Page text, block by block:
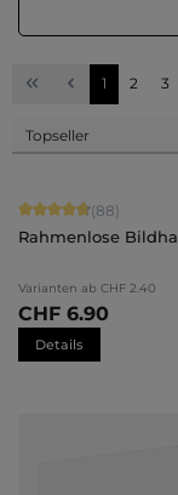
Seite
1 Seite
2 3
Durchschnittliche
(88)
Rahmenlose
Varianten ab CHF 2.40
CHF 6.90
Details